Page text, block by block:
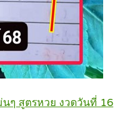
นๆ สูตรหวย งวดวันที่ 16